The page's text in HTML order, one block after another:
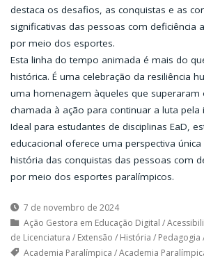
destaca os desafios, as conquistas e as
significativas das pessoas com deficiência
por meio dos esportes.
Esta linha do tempo animada é mais do
histórica. É uma celebração da resiliência
uma homenagem àqueles que superaram
chamada à ação para continuar a luta pela
Ideal para estudantes de disciplinas EaD,
educacional oferece uma perspectiva
história das conquistas das pessoas com
por meio dos esportes paralímpicos.
7 de novembro de 2024
Ação Gestora em Educação Digital /
de Licenciatura / Extensão / História / Pedagogia
Academia Paralímpica /Academia